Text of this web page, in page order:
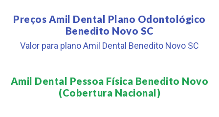
Preços Amil Dental Plano Odontológico
Benedito Novo SC
Valor para plano Amil Dental Benedito Novo SC
Amil Dental Pessoa Física Benedito Novo
(Cobertura Nacional)​